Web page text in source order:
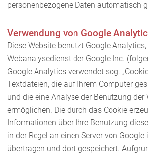
personenbezogene Daten automatisch
Verwendung von Google
Diese Website benutzt Google Analytics,
Webanalysedienst der Google Inc.
Google Analytics verwendet sog.
Textdateien, die auf Ihrem Computer
und die eine Analyse der Benutzung der
ermöglichen. Die durch das Cookie
Informationen über Ihre Benutzung
in der Regel an einen Server von Google
übertragen und dort gespeichert.